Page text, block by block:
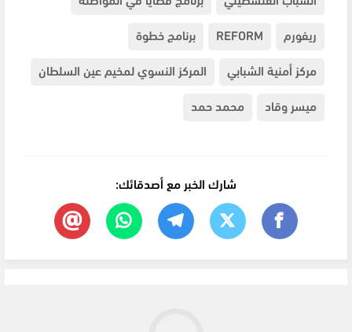
ريفورم
REFORM
برنامج خطوة
مركز أمنية الشبابي
المركز النسوي لمخيم عين السلطان
ميسر وقاد
محمد حمد
شارك الخبر مع أصدقائك: